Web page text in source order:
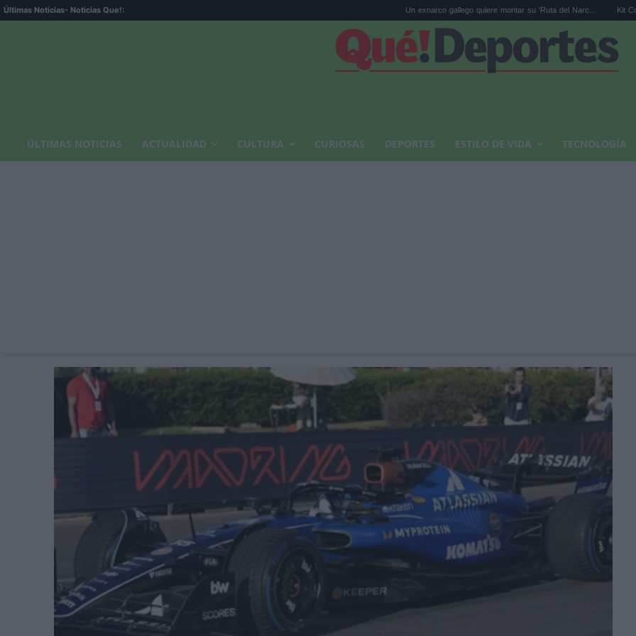
Últimas Noticias- Noticias Que!: Un exnarco gallego quiere montar su 'Ruta del Narc... Kit Connor será Cíclope
ÚLTIMAS NOTICIAS ACTUALIDAD CULTURA CURIOSAS DEPORTES ESTILO DE VIDA TECNOLOGÍA